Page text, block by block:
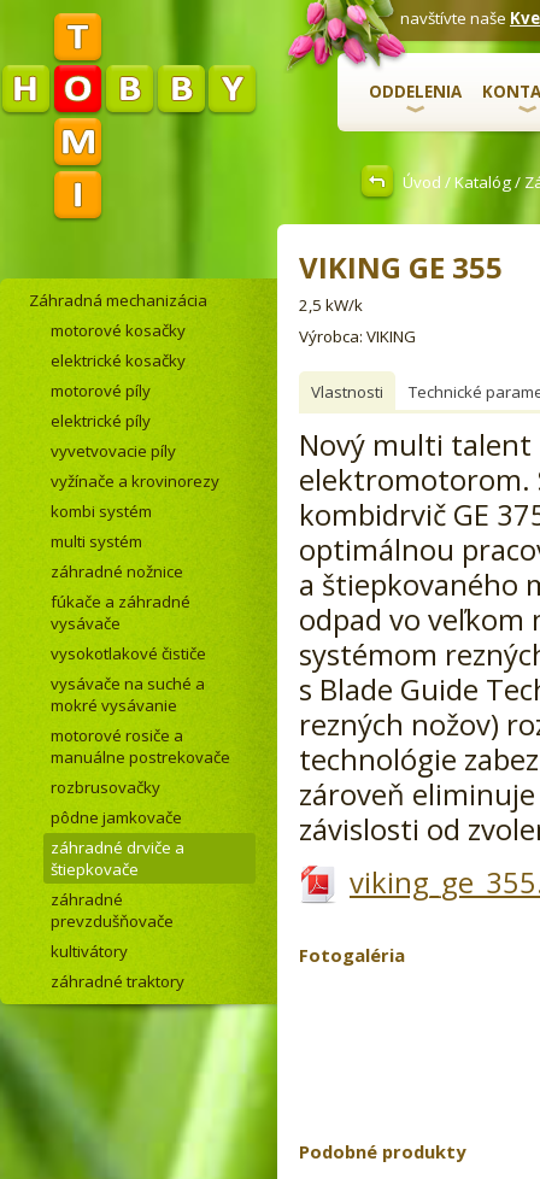
navštívte naše
ODDELENIA
Úvod / Katalóg/
Záhradná mechanizácia
motorové kosačky
elektrické kosačky
motorové píly
elektrické píly
vyvetvovacie píly
vyžínače a krovinorezy
kombi systém
multi systém
záhradné nožnice
fúkače a záhradné
vysávače
vysokotlakové čističe
vysávače na suché a
mokré vysávanie
motorové rosiče a
manuálne postrekovače
rozbrusovačky
pôdne jamkovače
záhradné drviče a
štiepkovače
záhradné
prevzdušňovače
kultivátory
záhradné traktory
VIKING GE 355
2,5 kW/k
Výrobca: VIKING
Vlastnosti Technické
Nový multi talent
elektromotorom.
kombidrvič GE
optimálnou
a štiepkovaného
odpad vo
systémom
s Blade Guide
rezných nožov)
technológie
zároveň
závislosti od
Fotogaléria
Podobné produkty